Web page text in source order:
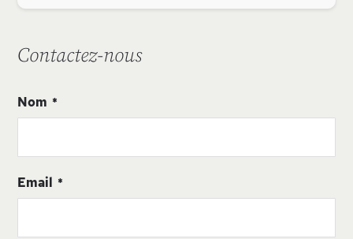
Contactez-nous
Nom
Email